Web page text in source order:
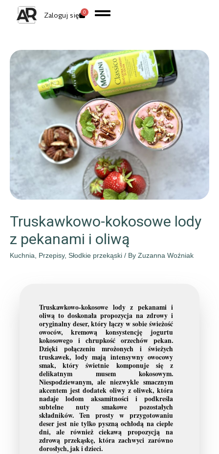
Zaloguj się 0
Truskawkowo-kokosowe lody
z pekanami i oliwą
Kuchnia, Przepisy, Słodkie przekąski / By Zuzanna Woźniak
Truskawkowo-kokosowe lody z pekanami i
oliwą to doskonała propozycja na zdrowy i
oryginalny deser, który łączy w sobie świeżość
owoców, kremową konsystencję jogurtu
kokosowego i chrupkość orzechów pekan.
Dzięki połączeniu mrożonych i świeżych
truskawek, lody mają intensywny owocowy
smak, który świetnie komponuje się z
delikatnym musem kokosowym.
Niespodziewanym, ale niezwykle smacznym
akcentem jest dodatek oliwy z oliwek, która
nadaje lodom aksamitności i podkreśla
subtelne nuty smakowe pozostałych
składników. Ten prosty w przygotowaniu
deser jest nie tylko pyszną ochłodą na ciepłe
dni, ale również ciekawą propozycją na
zdrową przekąskę, która zachwyci zarówno
dorosłych, jak i dzieci.